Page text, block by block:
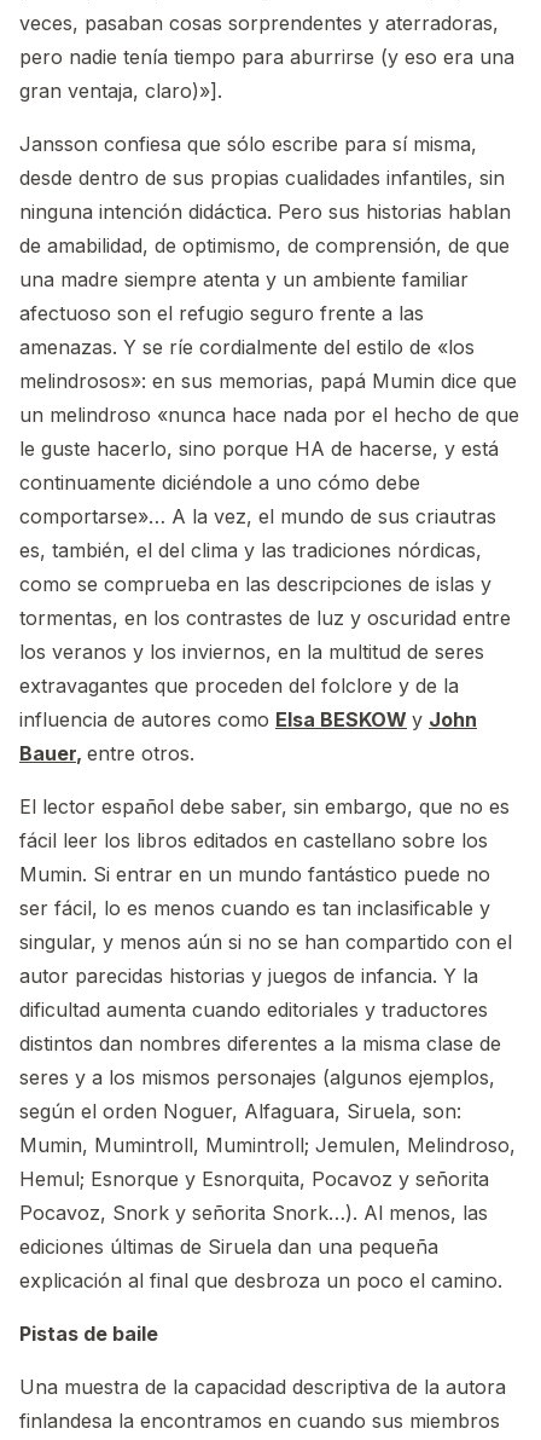
veces, pasaban cosas sorprendentes y aterradoras,
pero nadie tenía tiempo para aburrirse (y eso era una
gran ventaja, claro)»].
Jansson confiesa que sólo escribe para sí misma,
desde dentro de sus propias cualidades infantiles, sin
ninguna intención didáctica. Pero sus historias hablan
de amabilidad, de optimismo, de comprensión, de que
una madre siempre atenta y un ambiente familiar
afectuoso son el refugio seguro frente a las
amenazas. Y se ríe cordialmente del estilo de «los
melindrosos»: en sus memorias, papá Mumin dice que
un melindroso «nunca hace nada por el hecho de que
le guste hacerlo, sino porque HA de hacerse, y está
continuamente diciéndole a uno cómo debe
comportarse»… A la vez, el mundo de sus criautras
es, también, el del clima y las tradiciones nórdicas,
como se comprueba en las descripciones de islas y
tormentas, en los contrastes de luz y oscuridad entre
los veranos y los inviernos, en la multitud de seres
extravagantes que proceden del folclore y de la
influencia de autores como Elsa BESKOW y John
Bauer, entre otros.
El lector español debe saber, sin embargo, que no es
fácil leer los libros editados en castellano sobre los
Mumin. Si entrar en un mundo fantástico puede no
ser fácil, lo es menos cuando es tan inclasificable y
singular, y menos aún si no se han compartido con el
autor parecidas historias y juegos de infancia. Y la
dificultad aumenta cuando editoriales y traductores
distintos dan nombres diferentes a la misma clase de
seres y a los mismos personajes (algunos ejemplos,
según el orden Noguer, Alfaguara, Siruela, son:
Mumin, Mumintroll, Mumintroll; Jemulen, Melindroso,
Hemul; Esnorque y Esnorquita, Pocavoz y señorita
Pocavoz, Snork y señorita Snork…). Al menos, las
ediciones últimas de Siruela dan una pequeña
explicación al final que desbroza un poco el camino.
Pistas de baile
Una muestra de la capacidad descriptiva de la autora
finlandesa la encontramos en cuando sus miembros